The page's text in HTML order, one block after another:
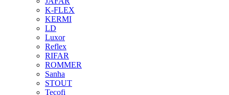
K-FLEX
KERMI
LD
Luxor
Reflex
RIFAR
ROMMER
Sanha
STOUT
Tecofi